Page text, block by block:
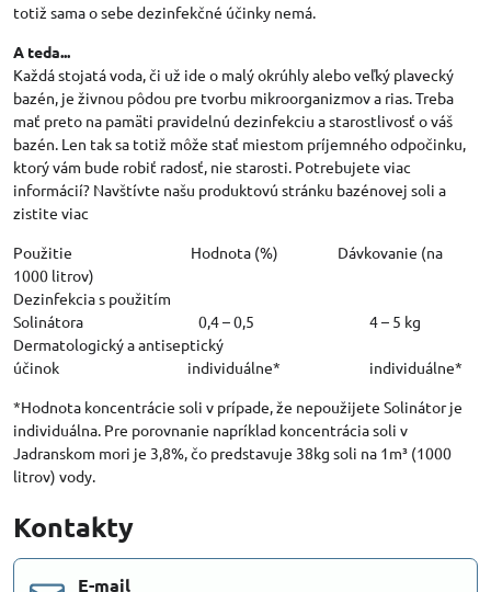
totiž sama o sebe dezinfekčné účinky nemá.
A teda...
Každá stojatá voda, či už ide o malý okrúhly alebo veľký plavecký
bazén, je živnou pôdou pre tvorbu mikroorganizmov a rias. Treba
mať preto na pamäti pravidelnú dezinfekciu a starostlivosť o váš
bazén. Len tak sa totiž môže stať miestom príjemného odpočinku,
ktorý vám bude robiť radosť, nie starosti. Potrebujete viac
informácií? Navštívte našu produktovú stránku bazénovej soli a
zistite viac
Použitie Hodnota (%) Dávkovanie (na
1000 litrov)
Dezinfekcia s použitím
Solinátora 0,4 – 0,5 4 – 5 kg
Dermatologický a antiseptický
účinok individuálne* individuálne*
*Hodnota koncentrácie soli v prípade, že nepoužijete Solinátor je
individuálna. Pre porovnanie napríklad koncentrácia soli v
Jadranskom mori je 3,8%, čo predstavuje 38kg soli na 1m³ (1000
litrov) vody.
Kontakty
E-mail